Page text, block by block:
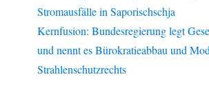
Stromausfälle in Saporischschja
Kernfusion: Bundesregierung legt
und nennt es Bürokratieabbau und
Strahlenschutzrechts